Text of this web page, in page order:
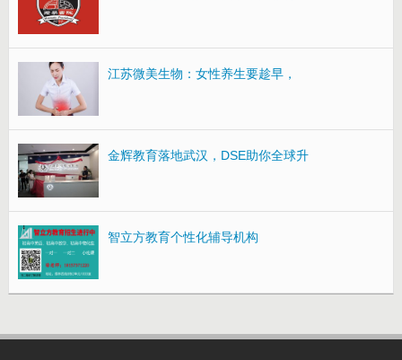
江苏微美生物：女性养生要趁早，
金辉教育落地武汉，DSE助你全球升
智立方教育个性化辅导机构